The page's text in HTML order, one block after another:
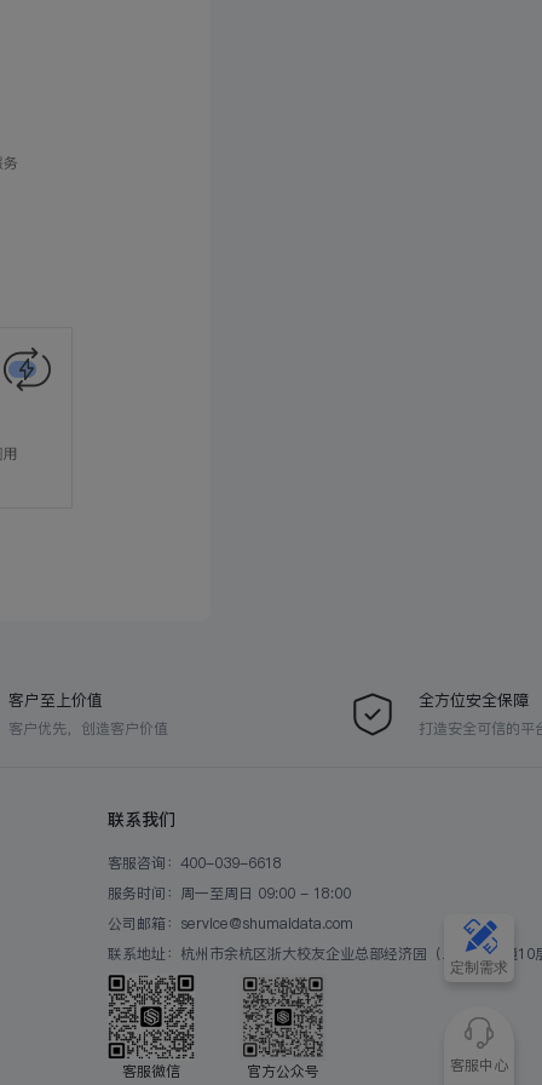
定制需求
客服中心
客户至上价值
客户优先，创造客户价值
全方位安全保障
打造安全可信的平
联系我们
客服咨询：400-039-6618
服务时间：周一至周日 09:00 - 18:00
公司邮箱：service@shumaidata.com
联系地址：杭州市余杭区浙大校友企业总部经济园（二期）B2幢10
客服微信 官方公众号